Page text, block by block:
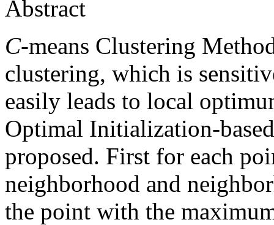
Abstract
C-means Clustering
clustering, which is
easily leads to local
Optimal Initialization-based
proposed. First for each
neighborhood and
the point with the